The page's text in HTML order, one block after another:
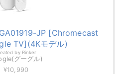
視聴する手順】